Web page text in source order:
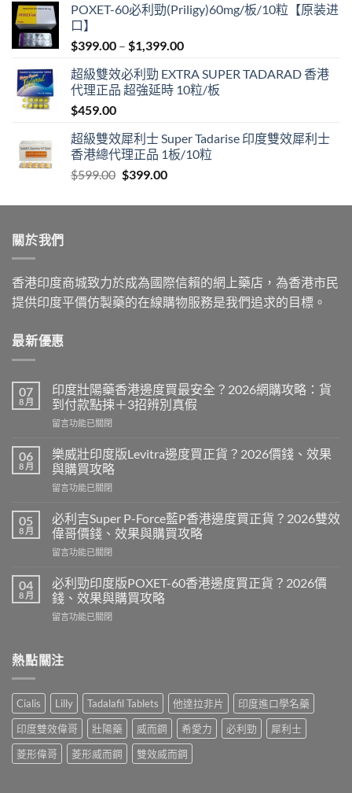
POXET-60必利勁(Priligy)60mg/板/10粒【原装进
口】
$399.00 – $1,399.00Price
$399.00
through
超級雙效必利勁 EXTRA SUPER TADARAD 香港
代理正品 超強延時 10粒/板
$459.00
超級雙效犀利士 Super Tadarise 印度雙效犀利士
香港總代理正品 1板/10粒
$599.00 Original
was:
$399.00Current
is:
關於我們
香港印度商城致力於成為國際信賴的網上藥店，為香港市民
提供印度平價仿製藥的在線購物服務是我們追求的目標。
最新優惠
07
8 月
印度壯陽藥香港邊度買最安全？2026網購攻略：貨
到付款點揀＋3招辨別真假
在
度
壯
陽
藥
港
邊
度
買
安
全？
網
略：
付
款
點
揀
＋
留言功能已關閉
06
8 月
樂威壯印度版Levitra邊度買正貨？2026價錢、效果
與購買攻略
在
威
壯
印
度
Levitra
邊
度
買
2026
效
果
與
購
買
攻
留言功能已關閉
05
8 月
必利吉Super P-Force藍P香港邊度買正貨？2026雙效
偉哥價錢、效果與購買攻略
在
利
吉
Super
P-
P
邊
度
買
正
貨？
2026
留言功能已關閉
04
8 月
必利勁印度版POXET-60香港邊度買正貨？2026價
錢、效果與購買攻略
在
勁
印
版
POXET-
60
香
港
邊
留言功能已關閉
熱點關注
Cialis Lilly Tadalafil Tablets 他達拉非片
印度進口學名藥
印度雙效偉哥
壯陽藥 威而鋼 希愛力 必利勁
犀利士
菱形偉哥
菱形威而鋼 雙效威而鋼